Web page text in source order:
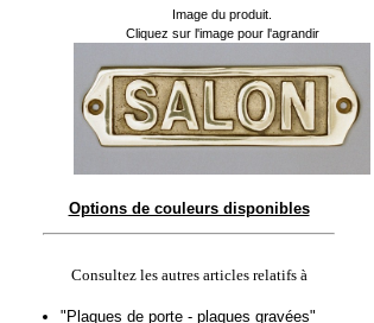
Image du produit.
Cliquez sur l'image pour l'agrandir
Options de couleurs disponibles
Consultez les autres articles relatifs à
"Plaques de porte - plaques gravées"